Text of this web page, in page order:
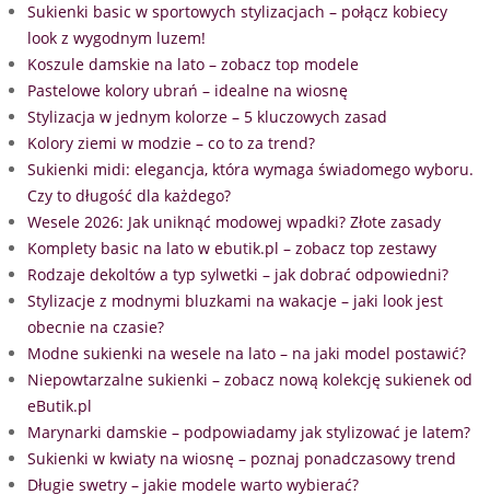
Sukienki basic w sportowych stylizacjach – połącz kobiecy
look z wygodnym luzem!
Koszule damskie na lato – zobacz top modele
Pastelowe kolory ubrań – idealne na wiosnę
Stylizacja w jednym kolorze – 5 kluczowych zasad
Kolory ziemi w modzie – co to za trend?
Sukienki midi: elegancja, która wymaga świadomego wyboru.
Czy to długość dla każdego?
Wesele 2026: Jak uniknąć modowej wpadki? Złote zasady
Komplety basic na lato w ebutik.pl – zobacz top zestawy
Rodzaje dekoltów a typ sylwetki – jak dobrać odpowiedni?
Stylizacje z modnymi bluzkami na wakacje – jaki look jest
obecnie na czasie?
Modne sukienki na wesele na lato – na jaki model postawić?
Niepowtarzalne sukienki – zobacz nową kolekcję sukienek od
eButik.pl
Marynarki damskie – podpowiadamy jak stylizować je latem?
Sukienki w kwiaty na wiosnę – poznaj ponadczasowy trend
Długie swetry – jakie modele warto wybierać?